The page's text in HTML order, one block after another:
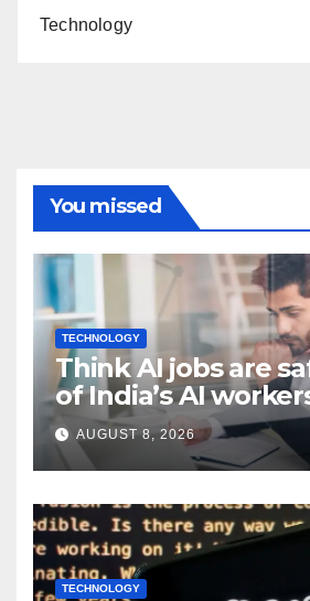
Technology
You missed
TECHNOLOGY
Think AI jobs are
of India’s AI
layoffs
AUGUST 8, 2026
TECHNOLOGY